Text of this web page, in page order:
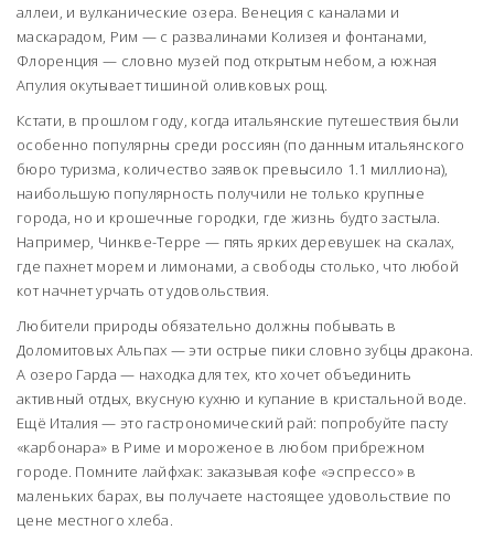
аллеи, и вулканические озера. Венеция с каналами и
маскарадом, Рим — с развалинами Колизея и фонтанами,
Флоренция — словно музей под открытым небом, а южная
Апулия окутывает тишиной оливковых рощ.
Кстати, в прошлом году, когда итальянские путешествия были
особенно популярны среди россиян (по данным итальянского
бюро туризма, количество заявок превысило 1.1 миллиона),
наибольшую популярность получили не только крупные
города, но и крошечные городки, где жизнь будто застыла.
Например, Чинкве-Терре — пять ярких деревушек на скалах,
где пахнет морем и лимонами, а свободы столько, что любой
кот начнет урчать от удовольствия.
Любители природы обязательно должны побывать в
Доломитовых Альпах — эти острые пики словно зубцы дракона.
А озеро Гарда — находка для тех, кто хочет объединить
активный отдых, вкусную кухню и купание в кристальной воде.
Ещё Италия — это гастрономический рай: попробуйте пасту
«карбонара» в Риме и мороженое в любом прибрежном
городе. Помните лайфхак: заказывая кофе «эспрессо» в
маленьких барах, вы получаете настоящее удовольствие по
цене местного хлеба.